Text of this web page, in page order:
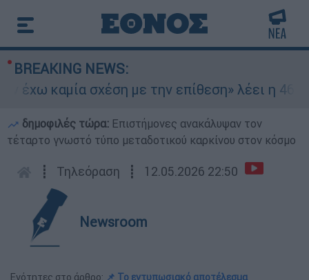
BREAKING NEWS:
καμία σχέση με την επίθεση» λέει η
δημοφιλές τώρα: Επιστήμονες ανακάλυψαν τον
τέταρτο γνωστό τύπο μεταδοτικού καρκίνου στον κόσμο
┋ Τηλεόραση ┋ 12.05.2026 22:50
Newsroom
Ενότητες στο άρθρο: 📌 Το εντυπωσιακό αποτέλεσμα